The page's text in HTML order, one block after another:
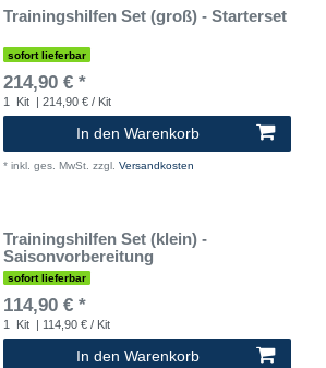
Trainingshilfen Set (groß) - Starterset
sofort lieferbar
214,90 € *
1 Kit | 214,90 € / Kit
In den Warenkorb
* inkl. ges. MwSt. zzgl. Versandkosten
Trainingshilfen Set (klein) -
Saisonvorbereitung
sofort lieferbar
114,90 € *
1 Kit | 114,90 € / Kit
In den Warenkorb